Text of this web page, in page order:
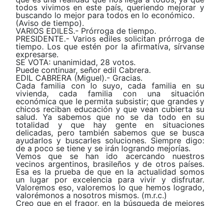
todos vivimos en este país, queriendo mejorar y
buscando lo mejor para todos en lo económico.
(Aviso de tiempo).
VARIOS EDILES.- Prórroga de tiempo.
PRESIDENTE.- Varios ediles solicitan prórroga de
tiempo. Los que estén por la afirmativa, sírvanse
expresarse.
SE VOTA: unanimidad, 28 votos.
Puede continuar, señor edil Cabrera.
EDIL CABRERA (Miguel).- Gracias.
Cada familia con lo suyo, cada familia en su
vivienda, cada familia con una situación
económica que le permita subsistir; que grandes y
chicos reciban educación y que vean cubierta su
salud. Ya sabemos que no se da todo en su
totalidad y que hay gente en situaciones
delicadas, pero también sabemos que se busca
ayudarlos y buscarles soluciones. Siempre digo:
de a poco se tiene y se irán logrando mejorías.
Vemos que se han ido acercando nuestros
vecinos argentinos, brasileños y de otros países.
Esa es la prueba de que en la actualidad somos
un lugar por excelencia para vivir y disfrutar.
Valoremos eso, valoremos lo que hemos logrado,
valorémonos a nosotros mismos. (m.r.c.)
Creo que en el fragor, en Ia búsqueda de mejores